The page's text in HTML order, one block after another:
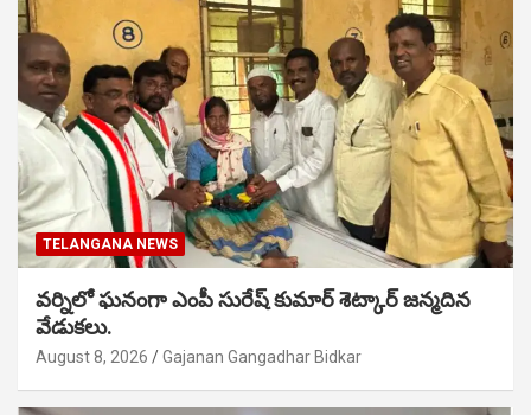
TELANGANA NEWS
వర్నిలో ఘనంగా ఎంపీ సురేష్ కుమార్ శెట్కార్ జన్మదిన
వేడుకలు.
August 8, 2026 Gajanan Gangadhar Bidkar